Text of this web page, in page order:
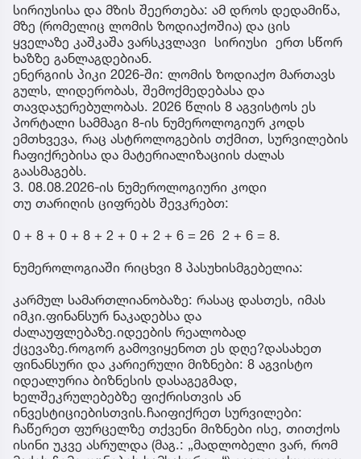
სირიუსისა და მზის შეერთება: ამ დროს დედამიწა,
მზე (რომელიც ლომის ზოდიაქოშია) და ცის
ყველაზე კაშკაშა ვარსკვლავი სირიუსი ერთ სწორ
ხაზზე განლაგდებიან.
ენერგიის პიკი 2026-ში: ლომის ზოდიაქო მართავს
გულს, ლიდერობას, შემოქმედებასა და
თავდაჯერებულობას. 2026 წლის 8 აგვისტოს ეს
პორტალი სამმაგი 8-ის ნუმეროლოგიურ კოდს
ემთხვევა, რაც ასტროლოგების თქმით, სურვილების
ჩაფიქრებისა და მატერიალიზაციის ძალას
გაასმაგებს.
3. 08.08.2026-ის ნუმეროლოგიური კოდი
თუ თარიღის ციფრებს შევკრებთ:
0 + 8 + 0 + 8 + 2 + 0 + 2 + 6 = 26 2 + 6 = 8.
ნუმეროლოგიაში რიცხვი 8 პასუხისმგებელია:
კარმულ სამართლიანობაზე: რასაც დასთეს, იმას
იმკი.ფინანსურ ნაკადებსა და
ძალაუფლებაზე.იდეების რეალობად
ქცევაზე.როგორ გამოვიყენოთ ეს დღე?დასახეთ
ფინანსური და კარიერული მიზნები: 8 აგვისტო
იდეალურია ბიზნესის დასაგეგმად,
ხელშეკრულებებზე ფიქრისთვის ან
ინვესტიციებისთვის.ჩაიფიქრეთ სურვილები:
ჩაწერეთ ფურცელზე თქვენი მიზნები ისე, თითქოს
ისინი უკვე ასრულდა (მაგ.: „მადლობელი ვარ, რომ